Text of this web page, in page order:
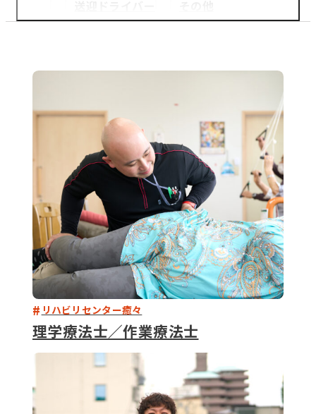
ENTRY 079-
(
リハビリセンター癒々
理学療法士／作業療法士